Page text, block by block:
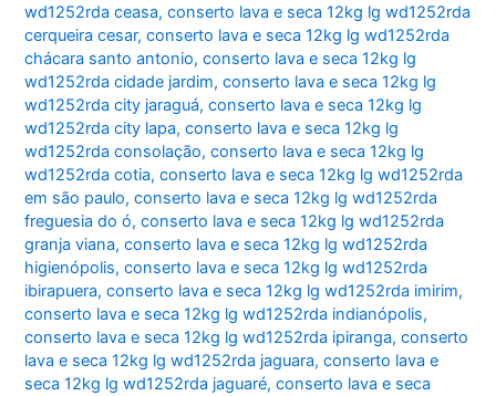
wd1252rda ceasa,conserto lava e seca 12kg lg wd1252rda
cerqueira cesar,conserto lava e seca 12kg lg wd1252rda
chácara santo antonio,conserto lava e seca 12kg lg
wd1252rda cidade jardim,conserto lava e seca 12kg lg
wd1252rda city jaraguá,conserto lava e seca 12kg lg
wd1252rda city lapa,conserto lava e seca 12kg lg
wd1252rda consolação,conserto lava e seca 12kg lg
wd1252rda cotia,conserto lava e seca 12kg lg wd1252rda
em são paulo,conserto lava e seca 12kg lg wd1252rda
freguesia do ó,conserto lava e seca 12kg lg wd1252rda
granja viana,conserto lava e seca 12kg lg wd1252rda
higienópolis,conserto lava e seca 12kg lg wd1252rda
ibirapuera,conserto lava e seca 12kg lg wd1252rda imirim,
conserto lava e seca 12kg lg wd1252rda indianópolis,
conserto lava e seca 12kg lg wd1252rda ipiranga,conserto
lava e seca 12kg lg wd1252rda jaguara,conserto lava e
seca 12kg lg wd1252rda jaguaré,conserto lava e seca